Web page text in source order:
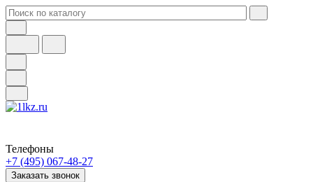
Телефоны
+7 (495) 067-48-27
Заказать звонок